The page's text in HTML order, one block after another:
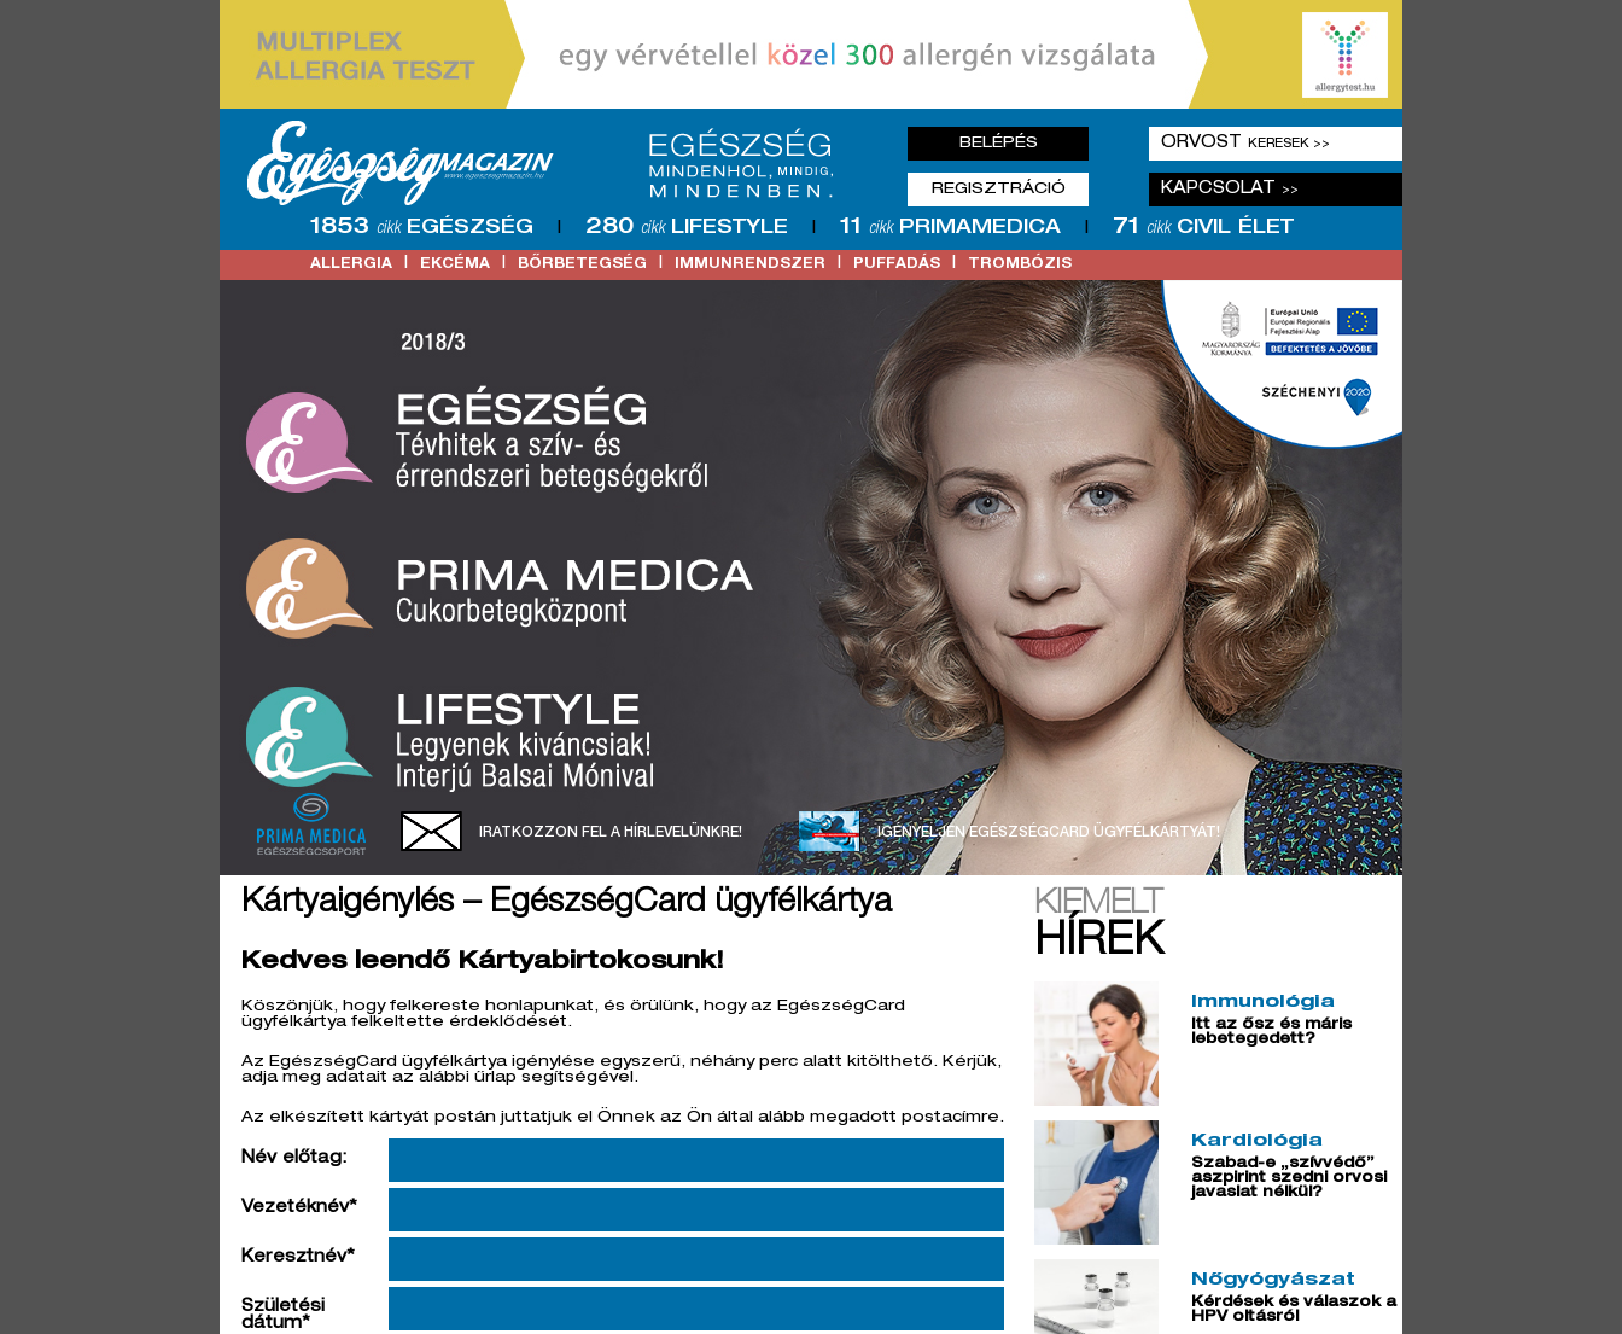
REGISZTRÁCIÓ
BELÉPÉS ORVOST KERESEK >>
KAPCSOLAT >>
1853 cikk EGÉSZSÉG | 280 cikk LIFESTYLE | 11 cikk PRIMAMEDICA | 71 cikk CIVIL ÉLET
ALLERGIA | EKCÉMA | BŐRBETEGSÉG | IMMUNRENDSZER | PUFFADÁS | TROMBÓZIS
IRATKOZZON FEL A HÍRLEVELÜNKRE! IGÉNYELJEN EGÉSZSÉGCARD ÜGYFÉLKÁRTYÁT!
Kártyaigénylés – EgészségCard ügyfélkártya
Kedves leendő Kártyabirtokosunk!
Köszönjük, hogy felkereste honlapunkat, és örülünk, hogy az EgészségCard
ügyfélkártya felkeltette érdeklődését.
Az EgészségCard ügyfélkártya igénylése egyszerű, néhány perc alatt kitölthető. Kérjük,
adja meg adatait az alábbi űrlap segítségével.
Az elkészített kártyát postán juttatjuk el Önnek az Ön által alább megadott postacímre.
Név előtag:
Vezetéknév*
Keresztnév*
Születési
dátum*
KIEMELT
HÍREK
Immunológia
Itt az ősz és máris
lebetegedett?
Kardiológia
Szabad-e „szívvédő”
aszpirint szedni orvosi
javaslat nélkül?
Nőgyógyászat
Kérdések és válaszok a
HPV oltásról